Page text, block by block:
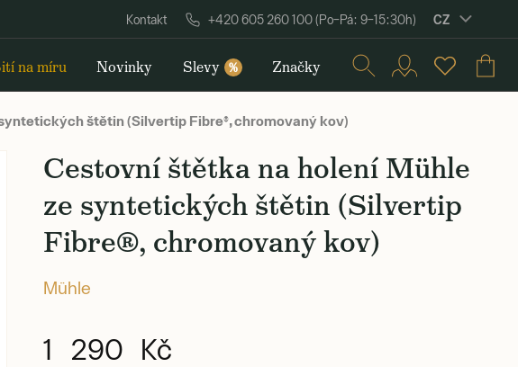
Kontakt +420 605 260 100 (Po–Pá: 9–15:30h) CZ
na míru Novinky Slevy % Značky
štětin (Silvertip Fibre®, chromovaný kov)
Cestovní štětka na holení Mühle
ze syntetických štětin (Silvertip
Fibre®, chromovaný kov)
Mühle
1 290 Kč